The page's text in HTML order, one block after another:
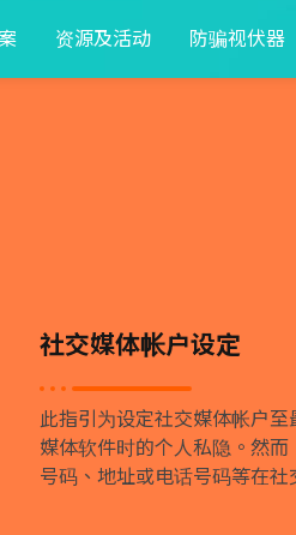
资源及活动 防骗视伏器
社交媒体帐户设定
此指引为设定社交媒体帐户
媒体软件时的个人私隐。然
号码、地址或电话号码等在